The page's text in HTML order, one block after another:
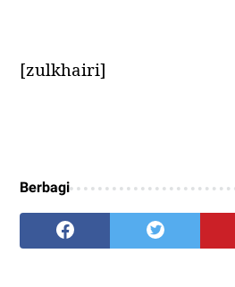
[zulkhairi]
Berbagi